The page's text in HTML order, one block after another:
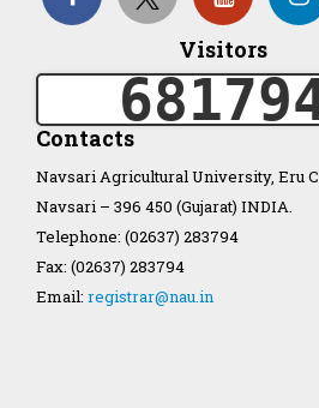
ખેડુત માર્ગદર્શિકા
Accreditation Certificate
GAU Act 2004
Visitors
Contacts
Navsari Agricultural University, Eru
Navsari – 396 450 (Gujarat) INDIA.
Telephone: (02637) 283794
Fax: (02637) 283794
Email: registrar@nau.in